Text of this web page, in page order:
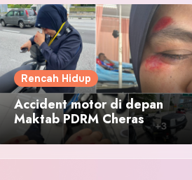
Rencah Hidup
Accident motor di depan
Maktab PDRM Cheras